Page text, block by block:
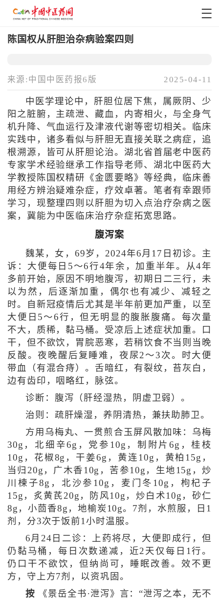
陈国权从肝胆治杂病验案四则
来源:中国中医药报6版 2025-04-11
中医学理论中，肝胆位居下焦，属厥阴、少
阳之脏腑，主疏泄、藏血，内寄相火，与全身气
机升降、气血运行及津液代谢等密切相关。临床
实践中，诸多看似与肝胆无直接关联之病症，追
根溯源，皆可从肝胆论治。湖北省首届老中医药
专家学术经验继承工作指导老师、湖北中医药大
学教授陈国权精研《金匮要略》等经典，临床善
用经方辨治疑难杂症，疗效卓著。笔者有幸跟师
学习，现整理四则以肝胆为切入点治疗杂病之医
案，冀能为中医临床治疗杂症拓宽思路。
腹泻案
魏某，女，69岁，2024年6月17日初诊。主
诉：大便每日5～6行4年余，加重半年。从4年
多前开始，原因不明地腹泻，初期日二三行，未
以为然，后逐渐加重，偶尔也有减少、减轻之
时。自新冠疫情后尤其是半年前更加严重，以至
大便日5～6行，但无明显的腹胀腹痛。每次量
不大，质稀，黏马桶。受凉后上述症状加重。口
干，但不欲饮，胃脘恶寒，若稍饮食不当则当晚
反酸。夜晚醒后复睡难，夜尿2～3次。时大便
带血（有混合痔）。舌暗红，有裂纹，苔灰白，
边有齿印，咽略红，脉弦。
诊断：腹泻（肝经湿热，阴虚卫弱）。
治则：疏肝燥湿，养阴清热，兼扶助肺卫。
方用乌梅丸、一贯煎合玉屏风散加味：乌梅
30g，北细辛6g，党参10g，制附片6g，桂枝
10g，花椒8g，干姜6g，黄连10g，黄柏15g，
当归20g，广木香10g，苦参10g，生地15g，炒
川楝子8g，北沙参10g，麦门冬10g，枸杞子
15g，炙黄芪20g，防风10g，炒白术10g，砂仁
8g，小茴香8g，地榆炭10g。7剂，水煎服，日1
剂，分3次于饭前1小时温服。
6月24日二诊：上药将尽，大便即成行，但
仍黏马桶，每日次数递减，近2天仅每日1行。
仍口干不欲饮，但纳尚可，睡眠改善。效不更
方，守上方7剂，以资巩固。
按 《景岳全书·泄泻》言：“泄泻之本，无不